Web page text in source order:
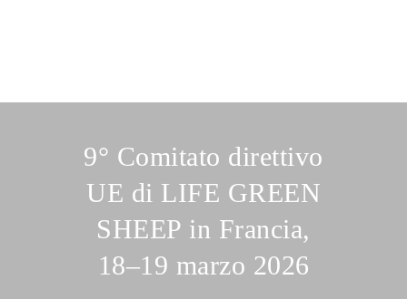
9° Comitato direttivo
UE di LIFE GREEN
SHEEP in Francia,
18–19 marzo 2026